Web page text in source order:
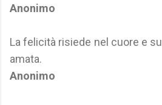
Anonimo
La felicità risiede nel cuore e
amata.
Anonimo